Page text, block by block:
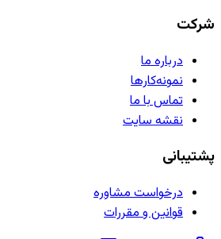
شرکت
درباره ما
نمونه‌کارها
تماس با ما
نقشه سایت
پشتیبانی
درخواست مشاوره
قوانین و مقررات